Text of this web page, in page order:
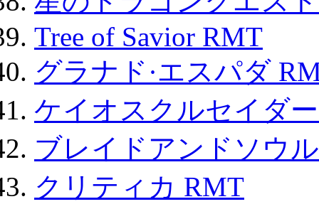
Tree of Savior RMT
グラナド·エスパダ
ケイオスクルセイダ
ブレイドアンドソウ
クリティカ RMT